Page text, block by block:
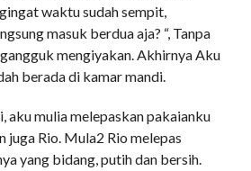
waktu sudah sempit,
masuk berdua aja? “, Tanpa
mengiyakan. Akhirnya Aku
berada di kamar mandi.
aku mulia melepaskan pakaianku
juga Rio. Mula2 Rio melepas
yang bidang, putih dan bersih.